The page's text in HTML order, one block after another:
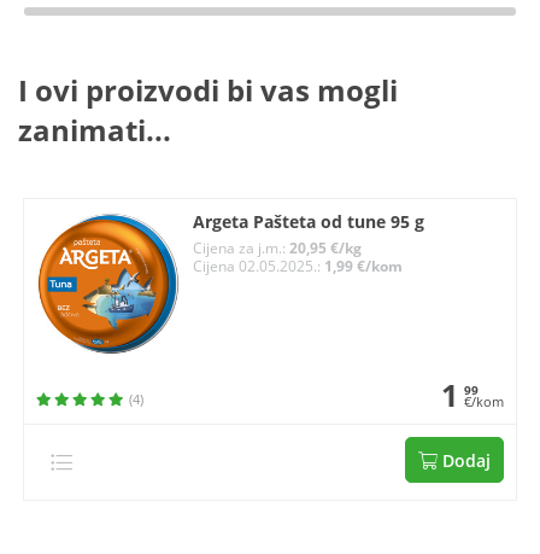
I ovi proizvodi bi vas mogli
zanimati...
Argeta Pašteta od tune 95 g
Cijena za j.m.:20,95 €/kg
Cijena 02.05.2025.: 1,99 €/kom
(4) 1 99
€/kom
Dodaj